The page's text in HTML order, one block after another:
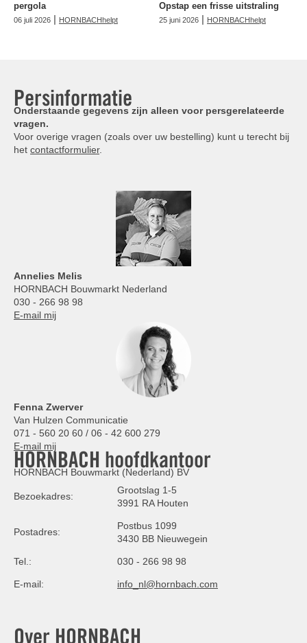
pergola
06 juli 2026 | HORNBACHhelpt
Opstap een frisse uitstraling
25 juni 2026 | HORNBACHhelpt
Persinformatie
Onderstaande gegevens zijn alleen voor persgerelateerde
vragen.
Voor overige vragen (zoals over uw bestelling) kunt u terecht bij
het contactformulier.
Annelies Melis
HORNBACH Bouwmarkt Nederland
030 - 266 98 98
E-mail mij
Fenna Zwerver
Van Hulzen Communicatie
071 - 560 20 60 / 06 - 42 600 279
E-mail mij
HORNBACH hoofdkantoor
HORNBACH Bouwmarkt (Nederland) BV
Bezoekadres:
Grootslag 1-5
3991 RA Houten
Postadres:
Postbus 1099
3430 BB Nieuwegein
Tel.: 030 - 266 98 98
E-mail: info_nl@hornbach.com
Over HORNBACH